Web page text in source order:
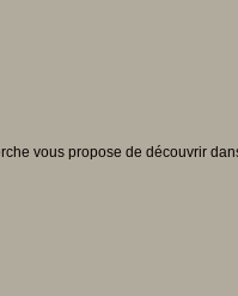
vous propose de découvrir